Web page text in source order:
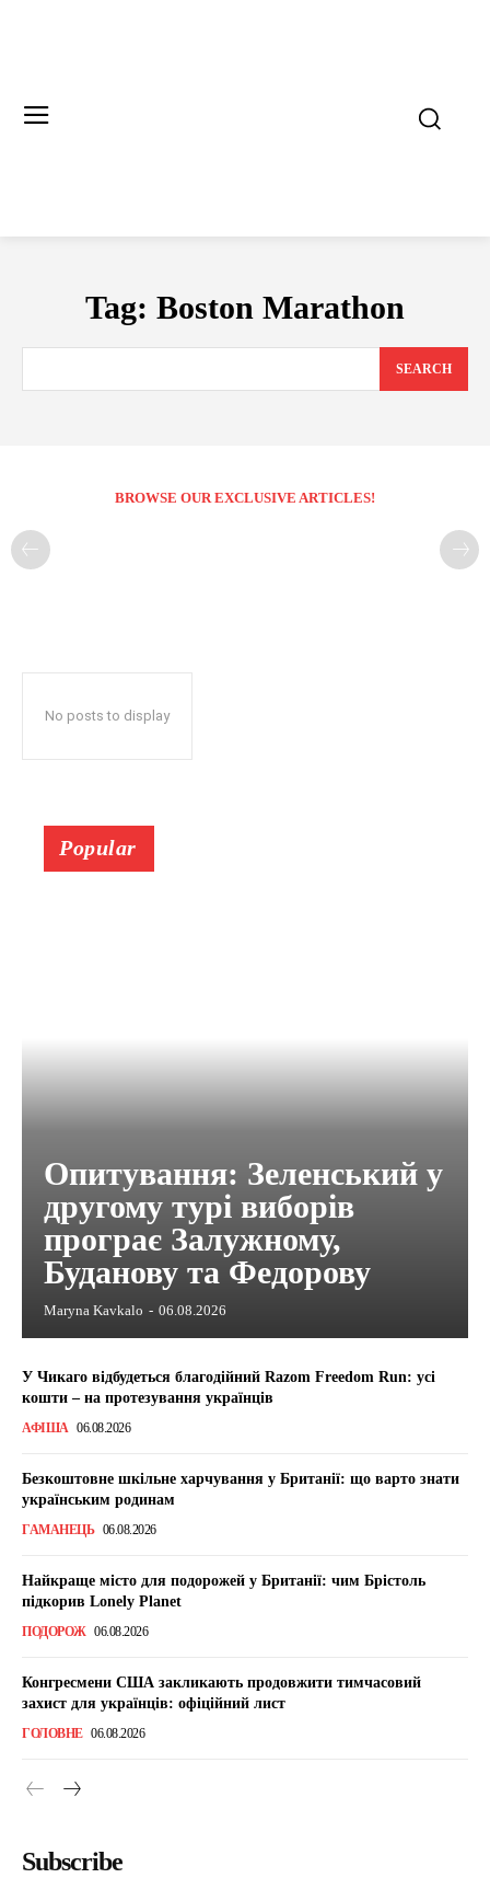
Tag: Boston Marathon
SEARCH
BROWSE OUR EXCLUSIVE ARTICLES!
No posts to display
Popular
Опитування: Зеленський у
другому турі виборів
програє Залужному,
Буданову та Федорову
Maryna Kavkalo - 06.08.2026
У Чикаго відбудеться благодійний Razom Freedom Run: усі
кошти – на протезування українців
АФІША 06.08.2026
Безкоштовне шкільне харчування у Британії: що варто знати
українським родинам
ГАМАНЕЦЬ 06.08.2026
Найкраще місто для подорожей у Британії: чим Брістоль
підкорив Lonely Planet
ПОДОРОЖ 06.08.2026
Конгресмени США закликають продовжити тимчасовий
захист для українців: офіційний лист
ГОЛОВНЕ 06.08.2026
Subscribe